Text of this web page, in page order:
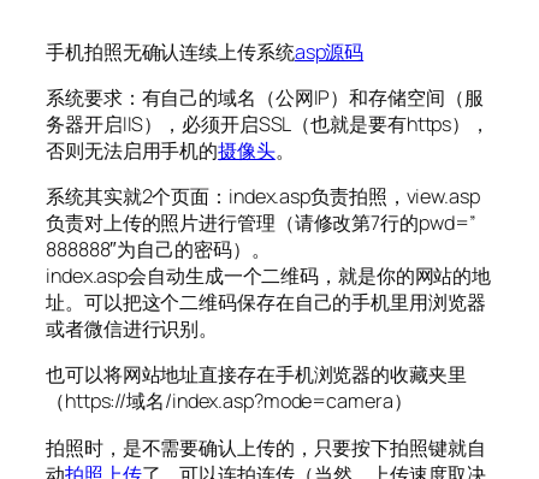
手机拍照无确认连续上传系统asp源码
系统要求：有自己的域名（公网IP）和存储空间（服
务器开启IIS），必须开启SSL（也就是要有https），
否则无法启用手机的摄像头。
系统其实就2个页面：index.asp负责拍照，view.asp
负责对上传的照片进行管理（请修改第7行的pwd=”
888888″为自己的密码）。
index.asp会自动生成一个二维码，就是你的网站的地
址。可以把这个二维码保存在自己的手机里用浏览器
或者微信进行识别。
也可以将网站地址直接存在手机浏览器的收藏夹里
（https://域名/index.asp?mode=camera）
拍照时，是不需要确认上传的，只要按下拍照键就自